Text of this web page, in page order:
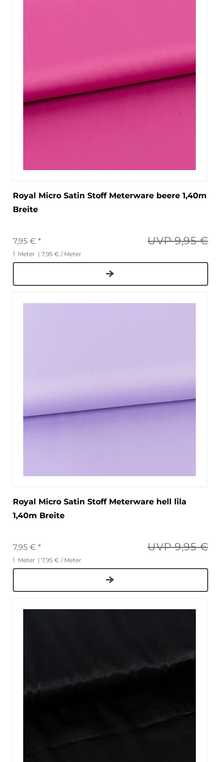
Royal Micro Satin Stoff Meterware beere 1,40m
Breite
UVP 9,95 €
7,95 € *
1 Meter | 7,95 € / Meter
Royal Micro Satin Stoff Meterware hell lila
1,40m Breite
UVP 9,95 €
7,95 € *
1 Meter | 7,95 € / Meter